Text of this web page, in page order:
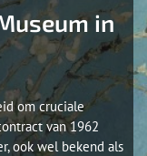
in
om cruciale
van 1962
ook wel bekend als